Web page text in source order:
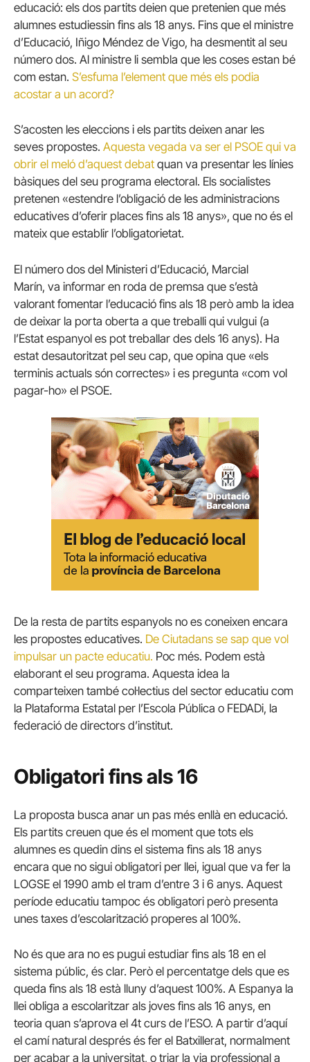
educació: els dos partits deien que pretenien que més
alumnes estudiessin fins als 18 anys. Fins que el ministre
d’Educació, Iñigo Méndez de Vigo, ha desmentit al seu
número dos. Al ministre li sembla que les coses estan bé
com estan. S’esfuma l’element que més els podia
acostar a un acord?
S’acosten les eleccions i els partits deixen anar les
seves propostes. Aquesta vegada va ser el PSOE qui va
obrir el meló d’aquest debat quan va presentar les línies
bàsiques del seu programa electoral. Els socialistes
pretenen «estendre l’obligació de les administracions
educatives d’oferir places fins als 18 anys», que no és el
mateix que establir l’obligatorietat.
El número dos del Ministeri d’Educació, Marcial
Marín, va informar en roda de premsa que s’està
valorant fomentar l’educació fins als 18 però amb la idea
de deixar la porta oberta a que treballi qui vulgui (a
l’Estat espanyol es pot treballar des dels 16 anys). Ha
estat desautoritzat pel seu cap, que opina que «els
terminis actuals són correctes» i es pregunta «com vol
pagar-ho» el PSOE.
De la resta de partits espanyols no es coneixen encara
les propostes educatives. De Ciutadans se sap que vol
impulsar un pacte educatiu. Poc més. Podem està
elaborant el seu programa. Aquesta idea la
comparteixen també col·lectius del sector educatiu com
la Plataforma Estatal per l’Escola Pública o FEDADi, la
federació de directors d’institut.
Obligatori fins als 16
La proposta busca anar un pas més enllà en educació.
Els partits creuen que és el moment que tots els
alumnes es quedin dins el sistema fins als 18 anys
encara que no sigui obligatori per llei, igual que va fer la
LOGSE el 1990 amb el tram d’entre 3 i 6 anys. Aquest
període educatiu tampoc és obligatori però presenta
unes taxes d’escolarització properes al 100%.
No és que ara no es pugui estudiar fins als 18 en el
sistema públic, és clar. Però el percentatge dels que es
queda fins als 18 està lluny d’aquest 100%. A Espanya la
llei obliga a escolaritzar als joves fins als 16 anys, en
teoria quan s’aprova el 4t curs de l’ESO. A partir d’aquí
el camí natural després és fer el Batxillerat, normalment
per acabar a la universitat, o triar la via professional a